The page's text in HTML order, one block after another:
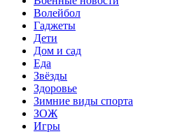
Волейбол
Гаджеты
Дети
Дом и сад
Еда
Звёзды
Здоровье
Зимние виды спорта
ЗОЖ
Игры